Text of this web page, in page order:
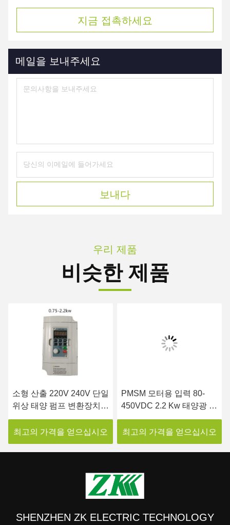
지금 접촉하세요
메일을 보내주세요
보내다
우리 제품
비슷한 제품
소형 산출 220V 240V 단일
위상 태양 펌프 변환장치
90VDC에서 450VDC 입력
최고의 가격을 얻으십시오
PMSM 모터용 입력 80-
450VDC 2.2 Kw 태양광 변
환장치 단일 위상
최고의 가격을 얻으십시오
SHENZHEN ZK ELECTRIC TECHNOLOGY